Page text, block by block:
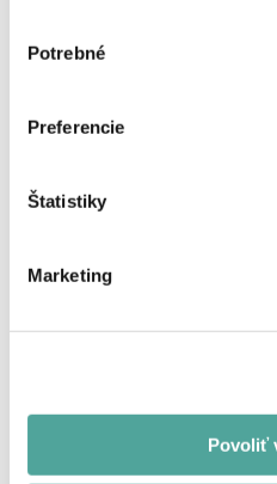
súhlasu
Potrebné
Preferencie
Štatistiky
Marketing
Povoliť
Späť